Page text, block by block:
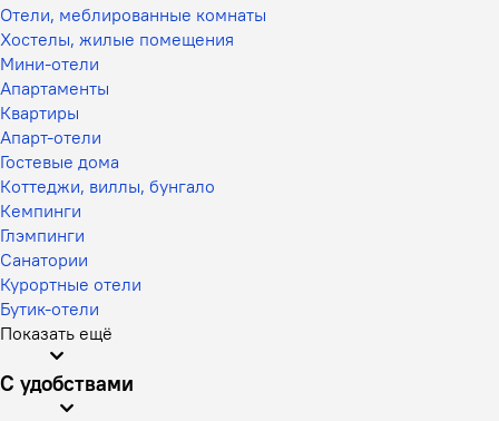
Отели, меблированные комнаты
Хостелы, жилые помещения
Мини-отели
Апартаменты
Квартиры
Апарт-отели
Гостевые дома
Коттеджи, виллы, бунгало
Кемпинги
Глэмпинги
Санатории
Курортные отели
Бутик-отели
Показать ещё
С удобствами